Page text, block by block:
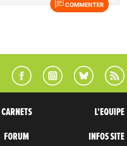
COMMENTER
CARNETS
FORUM
L'EQUIPE
INFOS SITE